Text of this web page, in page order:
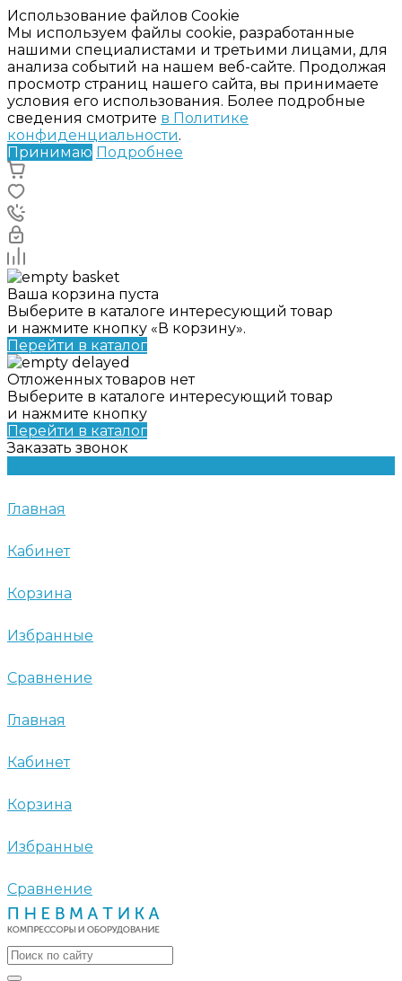
Использование файлов Cookie
Мы используем файлы cookie, разработанные
нашими специалистами и третьими лицами, для
анализа событий на нашем веб-сайте. Продолжая
просмотр страниц нашего сайта, вы принимаете
условия его использования. Более подробные
сведения смотрите в Политике
конфиденциальности.
Принимаю Подробнее
Ваша корзина пуста
Выберите в каталоге интересующий товар
и нажмите кнопку «В корзину».
Перейти в каталог
Отложенных товаров нет
Выберите в каталоге интересующий товар
и нажмите кнопку
Перейти в каталог
Заказать звонок
Главная
Кабинет
Корзина
Избранные
Сравнение
Главная
Кабинет
Корзина
Избранные
Сравнение